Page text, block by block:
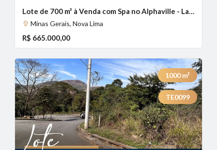
Lote de 700 m² à Venda com Spa no Alphaville - Lagoa dos Ingleses, Nova Lima - MG
Minas Gerais, Nova Lima
R$ 665.000,00
1000m²
TE0099